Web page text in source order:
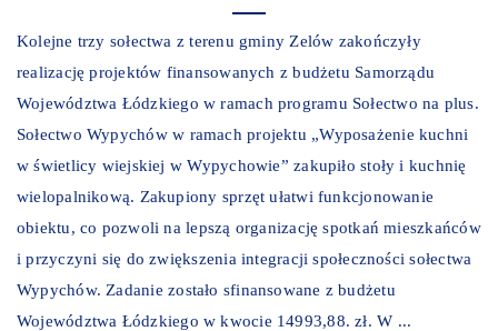
Kolejne trzy sołectwa z terenu gminy Zelów zakończyły
realizację projektów finansowanych z budżetu Samorządu
Województwa Łódzkiego w ramach programu Sołectwo na plus.
Sołectwo Wypychów w ramach projektu „Wyposażenie kuchni
w świetlicy wiejskiej w Wypychowie” zakupiło stoły i kuchnię
wielopalnikową. Zakupiony sprzęt ułatwi funkcjonowanie
obiektu, co pozwoli na lepszą organizację spotkań mieszkańców
i przyczyni się do zwiększenia integracji społeczności sołectwa
Wypychów. Zadanie zostało sfinansowane z budżetu
Województwa Łódzkiego w kwocie 14993,88. zł. W ...